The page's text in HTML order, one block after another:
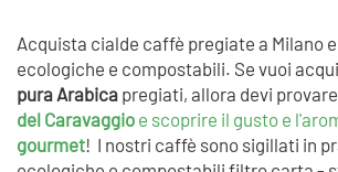
Acquista cialde caffè pregiate a Milano
ecologiche e compostabili. Se vuoi
pura Arabica pregiati, allora devi
del Caravaggio e scoprire il gusto e
gourmet! I nostri caffè sono sigillati in